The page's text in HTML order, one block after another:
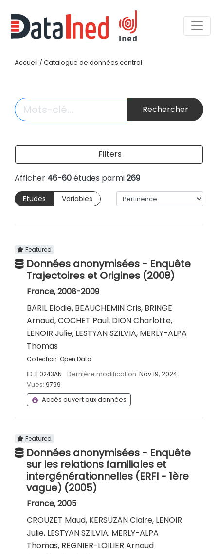
Accueil / Catalogue de données central
Rechercher
Filters
Afficher 46-60études parmi269
Etudes Variables
Featured
Données anonymisées - Enquête
Trajectoires et Origines (2008)
France, 2008-2009
BARIL Elodie, BEAUCHEMIN Cris, BRINGE
Arnaud, COCHET Paul, DION Charlotte,
LENOIR Julie, LESTYAN SZILVIA, MERLY-ALPA
Thomas
Collection: Open Data
ID: IE0243AN Dernière modification: Nov 19, 2024
Vues: 9799
Accès ouvert aux données
Featured
Données anonymisées - Enquête
sur les relations familiales et
intergénérationnelles (ERFI - 1ère
vague) (2005)
France, 2005
CROUZET Maud, KERSUZAN Claire, LENOIR
Julie, LESTYAN SZILVIA, MERLY-ALPA
Thomas, REGNIER-LOILIER Arnaud